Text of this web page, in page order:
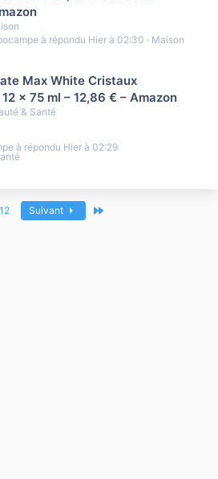
Maison
Hier à 02:30
Max White Cristaux
x 75 ml – 12,86 € – Amazon
& Santé
Hier à 02:29
Suivant